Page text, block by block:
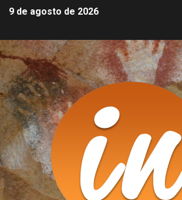
9 de agosto de 2026